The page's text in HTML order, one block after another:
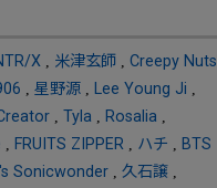
X 米津玄師
Creepy Nuts
星野源 Lee Young Ji
Tyla Rosalia
FRUITS ZIPPER ハチ
BTS
Sonicwonder 久石譲